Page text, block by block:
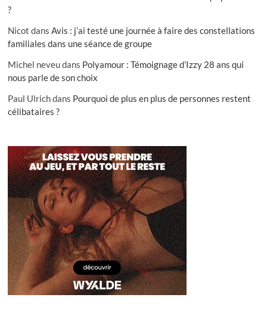
?
Nicot dansAvis : j’ai testé une journée à faire des constellations
familiales dans une séance de groupe
Michel neveudans Polyamour : Témoignage d’Izzy 28 ans qui
nous parle de son choix
Paul Ulrichdans Pourquoi de plus en plus de personnes restent
célibataires ?